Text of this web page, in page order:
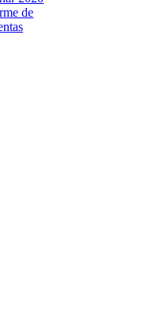
de